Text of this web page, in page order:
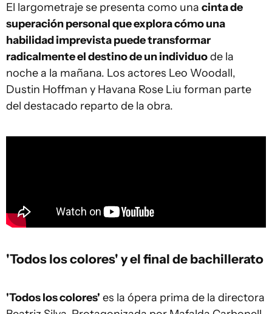
El largometraje se presenta como una cinta de
superación personal que explora cómo una
habilidad imprevista puede transformar
radicalmente el destino de un individuode la
noche a la mañana. Los actores Leo Woodall,
Dustin Hoffman y Havana Rose Liu forman parte
del destacado reparto de la obra.
'Todos los colores' y el final de bachillerato
'Todos los colores' es la ópera prima de la directora